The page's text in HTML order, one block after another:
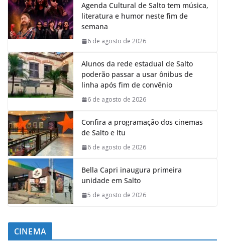
Agenda Cultural de Salto tem música,
literatura e humor neste fim de
semana
6 de agosto de 2026
Alunos da rede estadual de Salto
poderão passar a usar ônibus de
linha após fim de convênio
6 de agosto de 2026
Confira a programação dos cinemas
de Salto e Itu
6 de agosto de 2026
Bella Capri inaugura primeira
unidade em Salto
5 de agosto de 2026
CINEMA